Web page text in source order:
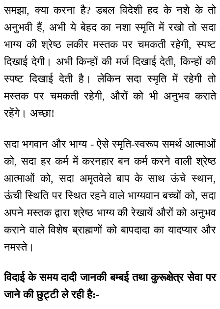
समझा, क्या करना है? डबल विदेशी हद के नशे के तो
अनुभवी हैं, अभी ये बेहद का नशा स्मृति में रखो तो सदा
भाग्य की श्रेष्ठ लकीर मस्तक पर चमकती रहेगी, स्पष्ट
दिखाई देगी। अभी किन्हों की मर्ज दिखाई देती, किन्हों की
स्पष्ट दिखाई देती है। लेकिन सदा स्मृति में रहेगी तो
मस्तक पर चमकती रहेगी, औरों को भी अनुभव कराते
रहेंगे। अच्छा!
सदा भगवान और भाग्य - ऐसे स्मृति-स्वरूप समर्थ आत्माओं
को, सदा हर कर्म में करनहार बन कर्म करने वाली श्रेष्ठ
आत्माओं को, सदा अमृतवेले बाप के साथ ऊंचे स्थान,
ऊंची स्थिति पर स्थित रहने वाले भाग्यवान बच्चों को, सदा
अपने मस्तक द्वारा श्रेष्ठ भाग्य की रेखायें औरों को अनुभव
कराने वाले विशेष ब्राह्मणों को बापदादा का यादप्यार और
नमस्ते।
विदाई के समय दादी जानकी बम्बई तथा कुरूक्षेत्र सेवा पर
जाने की छुट्टी ले रही है:-